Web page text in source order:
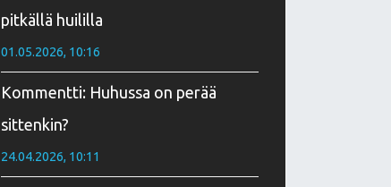
pitkällä huililla
01.05.2026, 10:16
Kommentti: Huhussa on perää
sittenkin?
24.04.2026, 10:11